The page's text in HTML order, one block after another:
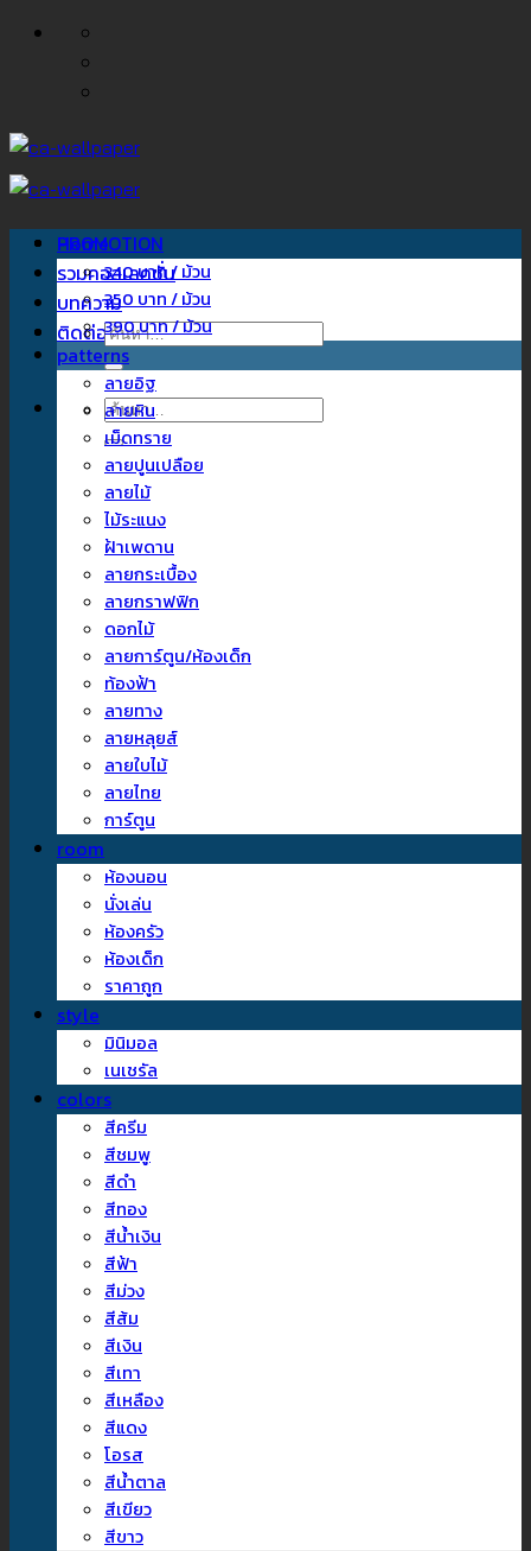
ข้าม
Home
รวมคอลเลคชั่น
บทความ
ติดต่อเรา
ค้นหา:
ค้นหา:
PROMOTION
340 บาท / ม้วน
350 บาท / ม้วน
390 บาท / ม้วน
patterns
ลายอิฐ
ลายหิน
เม็ดทราย
ลายปูนเปลือย
ลายไม้
ไม้ระแนง
ฝ้าเพดาน
ลายกระเบื้อง
ลายกราฟฟิก
ดอกไม้
ลายการ์ตูน/ห้องเด็ก
ท้องฟ้า
ลายทาง
ลายหลุยส์
ลายใบไม้
ลายไทย
การ์ตูน
room
ห้องนอน
นั่งเล่น
ห้องครัว
ห้องเด็ก
ราคาถูก
style
มินิมอล
เนเชรัล
colors
สีครีม
สีชมพู
สีดำ
สีทอง
สีน้ำเงิน
สีฟ้า
สีม่วง
สีส้ม
สีเงิน
สีเทา
สีเหลือง
สีแดง
โอรส
สีน้ำตาล
สีเขียว
สีขาว